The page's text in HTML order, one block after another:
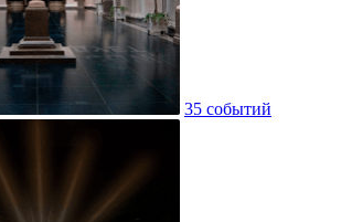
35 событий